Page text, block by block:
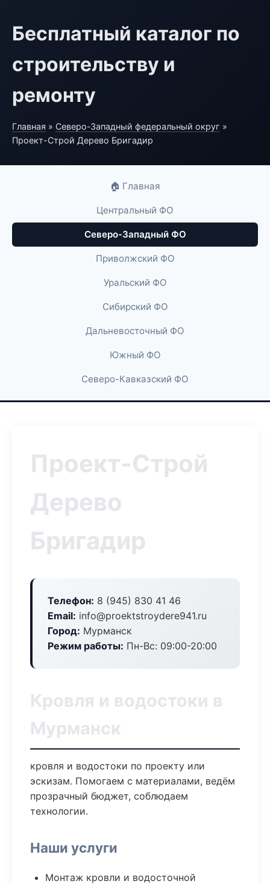
Бесплатный каталог по
строительству и
ремонту
Главная » Северо-Западный федеральный округ »
Проект-Строй Дерево Бригадир
🏠 Главная
Центральный ФО
Северо-Западный ФО
Приволжский ФО
Уральский ФО
Сибирский ФО
Дальневосточный ФО
Южный ФО
Северо-Кавказский ФО
Проект-Строй
Дерево
Бригадир
Телефон: 8 (945) 830 41 46
Email: info@proektstroydere941.ru
Город: Мурманск
Режим работы: Пн-Вс: 09:00-20:00
Кровля и водостоки в
Мурманск
кровля и водостоки по проекту или
эскизам. Помогаем с материалами, ведём
прозрачный бюджет, соблюдаем
технологии.
Наши услуги
Монтаж кровли и водосточной